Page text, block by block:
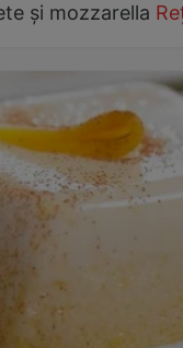
și mozzarella